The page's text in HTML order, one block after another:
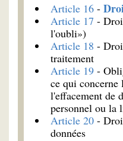
Article 16 -
Article 17 -
l'oubli»)
Article 18 -
traitement
Article 19 -
ce qui
l'effacement de
personnel ou la
Article 20 -
données